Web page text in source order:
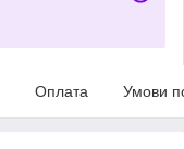
Оплата Умови